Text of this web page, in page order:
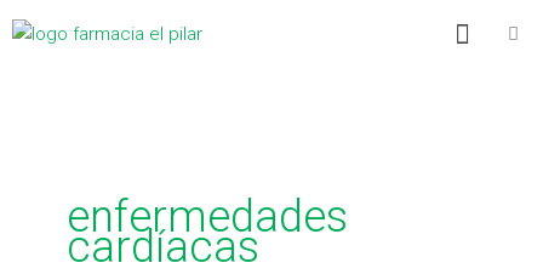
Menú
C
enfermedades
cardíacas